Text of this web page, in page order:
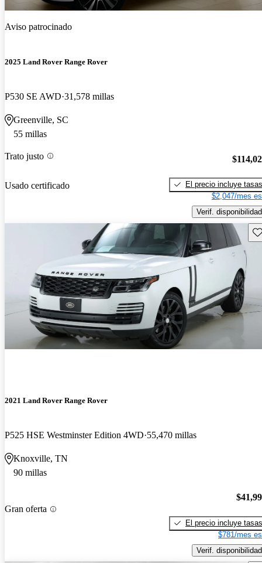
Aviso patrocinado
2025 Land Rover Range Rover
P530 SE AWD 31,578 millas
Greenville, SC
55 millas
Trato justo
Usado certificado
El precio incluye tasas
$2,047/mes
Verif. disponibilidad
2021 Land Rover Range Rover
P525 HSE Westminster Edition 4WD 55,470 millas
Knoxville, TN
90 millas
Gran oferta
El precio incluye tasas
$781/mes
Verif. disponibilidad